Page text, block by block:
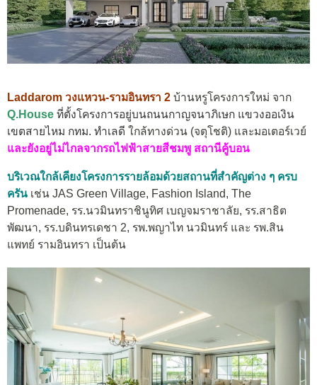
Laddarom วงแหวน-รามอินทรา 2 บ้านหรูโครงการใหม่ จาก
Q.House ที่ตั้งโครงการอยู่บนถนนกาญจนาภิเษก แขวงออเงิน
เขตสายไหม กทม. ทำเลดี ใกล้ทางด่วน (จตุโชติ) และมอเตอร์เวย์
และยังอยู่ไม่ไกลจากรถไฟฟ้าสายสีชมพู สถานีคู้บอน
บริเวณใกล้เคียงโครงการรายล้อมด้วยสถานที่สำคัญต่าง ๆ ครบ
ครัน เช่น JAS Green Village, Fashion Island, The
Promenade, รร.นวมินทราชินูทิศ เบญจมราชาลัย, รร.สาธิต
พัฒนา, รร.บดินทรเดชา 2, รพ.พญาไท นวมินทร์ และ รพ.สิน
แพทย์ รามอินทรา เป็นต้น